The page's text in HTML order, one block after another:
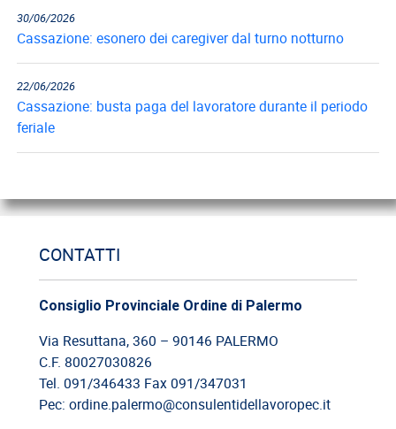
30/06/2026
Cassazione: esonero dei caregiver dal turno notturno
22/06/2026
Cassazione: busta paga del lavoratore durante il periodo
feriale
Cassazione: estorsione e insicurezza sul posto di lavoro
09/06/2026
08/06/2026
Cassazione: legittimità del licenziamento con email
CONTATTI
Consiglio Provinciale Ordine di Palermo
Via Resuttana, 360 – 90146 PALERMO
C.F. 80027030826
Tel. 091/346433 Fax 091/347031
Pec: ordine.palermo@consulentidellavoropec.it